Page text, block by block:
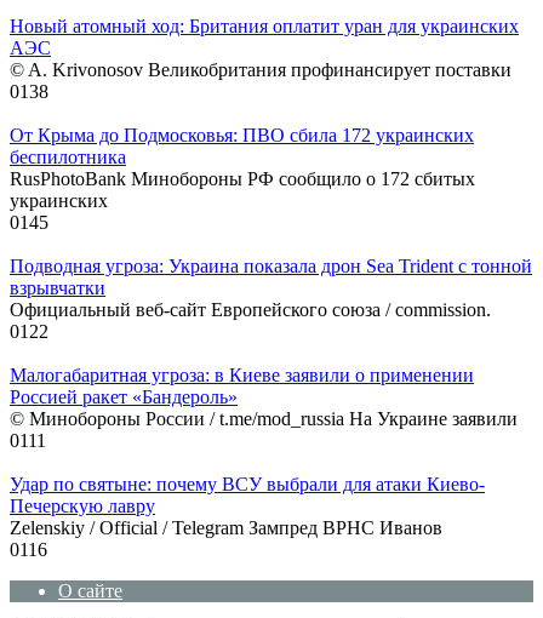
Новый атомный ход: Британия оплатит уран для украинских
АЭС
© A. Krivonosov Великобритания профинансирует поставки
0138
От Крыма до Подмосковья: ПВО сбила 172 украинских
беспилотника
RusPhotoBank Минобороны РФ сообщило о 172 сбитых
украинских
0145
Подводная угроза: Украина показала дрон Sea Trident с тонной
взрывчатки
Официальный веб-сайт Европейского союза / commission.
0122
Малогабаритная угроза: в Киеве заявили о применении
Россией ракет «Бандероль»
© Минобороны России / t.me/mod_russia На Украине заявили
0111
Удар по святыне: почему ВСУ выбрали для атаки Киево-
Печерскую лавру
Zеlеnskiу / Оfficiаl / Telegram Зампред ВРНС Иванов
0116
О сайте